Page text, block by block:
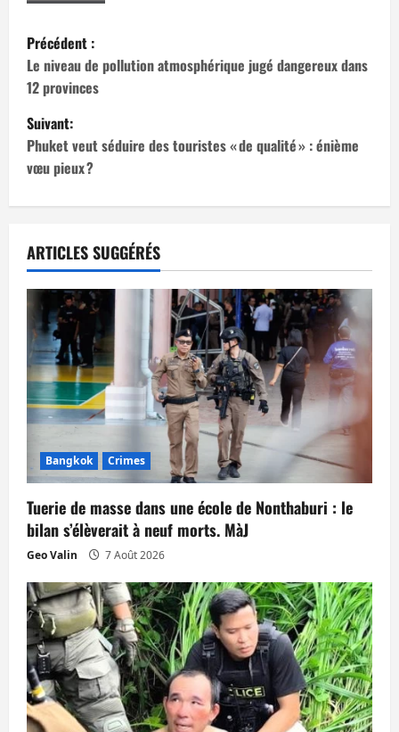
N
a
v
i
g
t
i
o
n
d
a
r
t
i
c
l
e
Précédent :
Le niveau de pollution atmosphérique jugé dangereux dans
12 provinces
Suivant:
Phuket veut séduire des touristes « de qualité » : énième
vœu pieux ?
ARTICLES SUGGÉRÉS
Bangkok Crimes
Tuerie de masse dans une école de Nonthaburi : le
bilan s’élèverait à neuf morts. MàJ
Geo Valin 7 Août 2026